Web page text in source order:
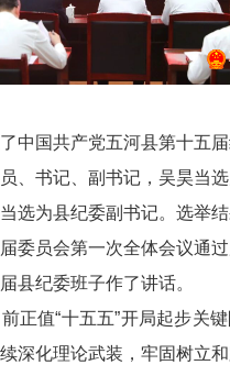
中国共产党五河县第十五
、书记、副书记，吴昊当
选为县纪委副书记。选举
委员会第一次全体会议通
县纪委班子作了讲话。
正值“十五五”开局起步关
深化理论武装，牢固树立